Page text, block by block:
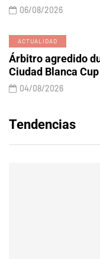
06/08/2026
ACTUALIDAD
Árbitro agredido
Ciudad Blanca
04/08/2026
Tendencias